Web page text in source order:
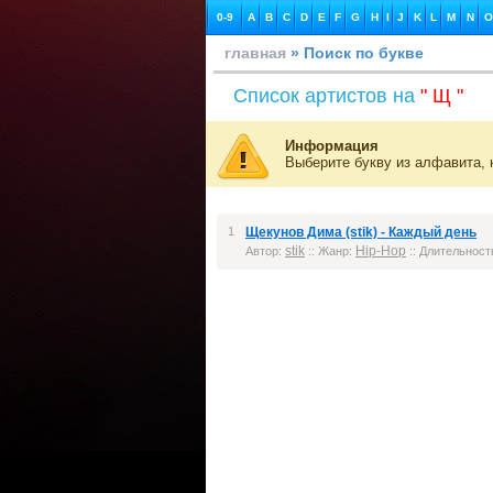
0-9 A B C D E F G H I J K L M N O
главная » Поиск по букве
Список артистов на " Щ "
Информация
Выберите букву из алфавита,
1 Щекунов Дима (stik) - Каждый день
Автор: stik :: Жанр: Hip-Hop ::